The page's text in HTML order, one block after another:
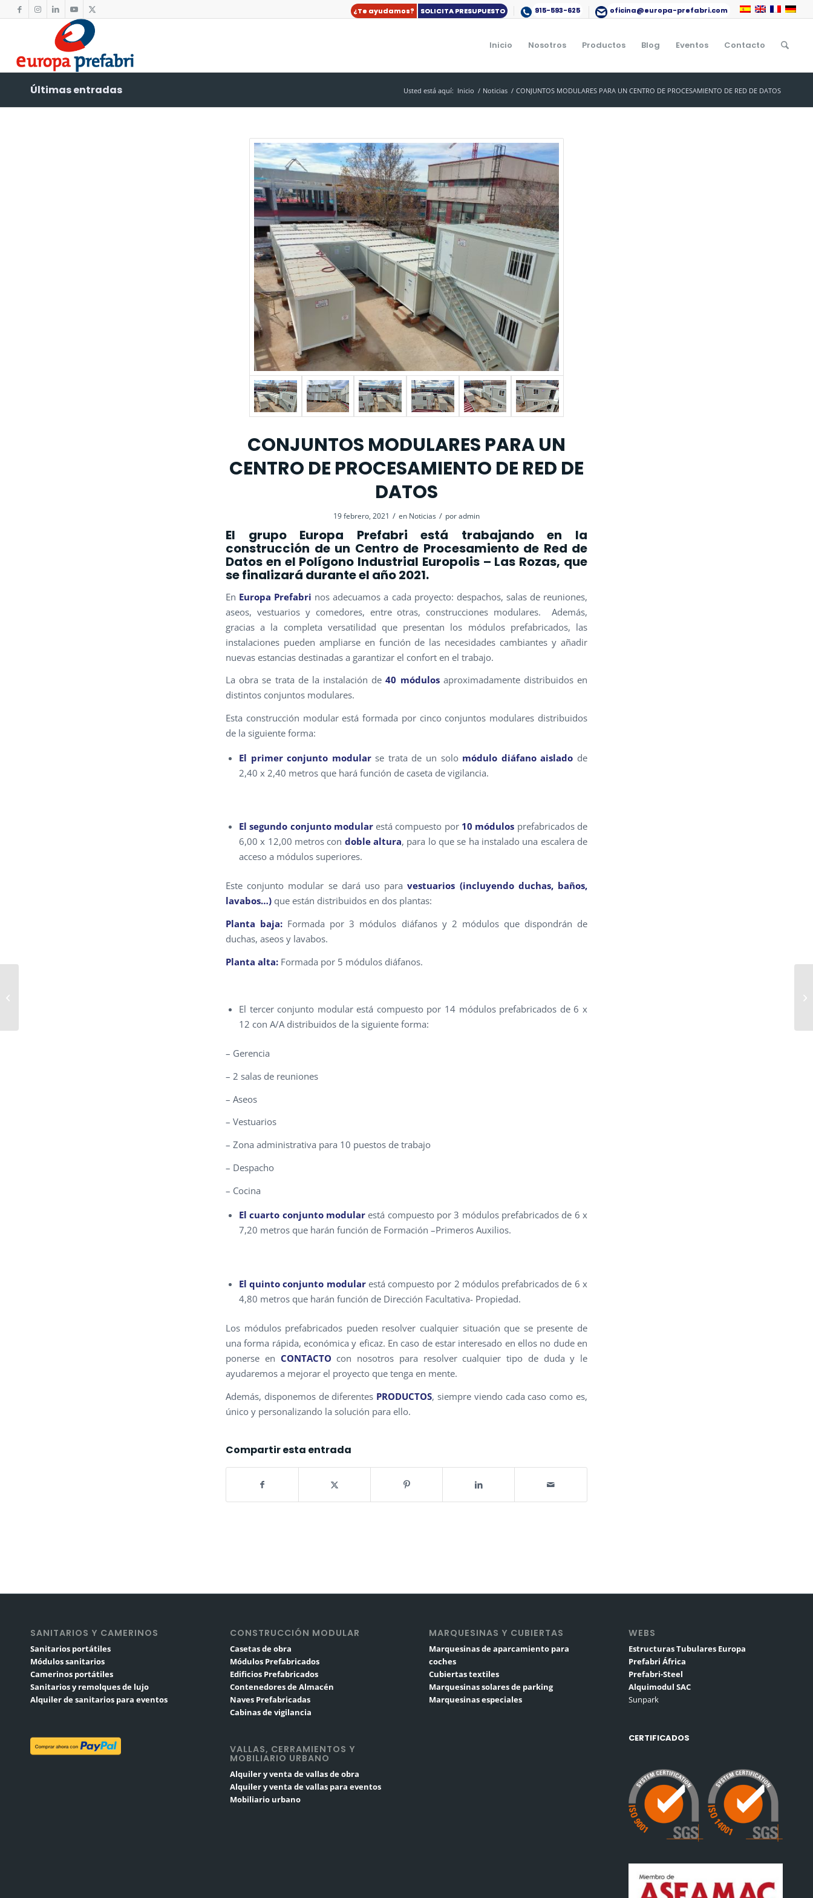
¿Te ayudamos? SOLICITA PRESUPUESTO 915-593-625 oficina@europa-prefabri.com
Inicio Nosotros Productos Blog Eventos Contacto
Últimas entradas Usted está aquí: Inicio / Noticias / CONJUNTOS MODULARES PARA UN CENTRO DE PROCESAMIENTO DE RED DE DATOS
CONJUNTOS MODULARES PARA UN
CENTRO DE PROCESAMIENTO DE RED DE
DATOS
19 febrero, 2021 / en Noticias / poradmin
El grupo Europa Prefabri está trabajando en la
construcción de un Centro de Procesamiento de Red de
Datos en el Polígono Industrial Europolis – Las Rozas, que
se finalizará durante el año 2021.
En Europa Prefabri nos adecuamos a cada proyecto: despachos, salas de reuniones,
aseos, vestuarios y comedores, entre otras, construcciones modulares. Además,
gracias a la completa versatilidad que presentan los módulos prefabricados, las
instalaciones pueden ampliarse en función de las necesidades cambiantes y añadir
nuevas estancias destinadas a garantizar el confort en el trabajo.
La obra se trata de la instalación de40 módulosaproximadamente distribuidos en
distintos conjuntos modulares.
Esta construcción modular está formada por cinco conjuntos modulares distribuidos
de la siguiente forma:
El primer conjunto modularse trata de un solo módulo diáfano aislado de
2,40 x 2,40 metros que hará función de caseta de vigilancia.
El segundo conjunto modularestá compuesto por 10 módulos prefabricados de
6,00 x 12,00 metros con doble altura, para lo que se ha instalado una escalera de
acceso a módulos superiores.
Este conjunto modular se dará uso paravestuarios (incluyendo duchas, baños,
lavabos…) que están distribuidos en dos plantas:
Planta baja: Formada por 3 módulos diáfanos y 2 módulos que dispondrán de
duchas, aseos y lavabos.
Planta alta: Formada por 5 módulos diáfanos.
El tercer conjunto modular está compuesto por 14 módulos prefabricados de 6 x
12 con A/A distribuidos de la siguiente forma:
– Gerencia
– 2 salas de reuniones
– Aseos
– Vestuarios
– Zona administrativa para 10 puestos de trabajo
– Despacho
– Cocina
El cuarto conjunto modularestá compuesto por 3 módulos prefabricados de 6 x
7,20 metros que harán función de Formación –Primeros Auxilios.
El quinto conjunto modularestá compuesto por 2 módulos prefabricados de 6 x
4,80 metros que harán función de Dirección Facultativa- Propiedad.
Los módulos prefabricados pueden resolver cualquier situación que se presente de
una forma rápida, económica y eficaz. En caso de estar interesado en ellos no dude en
ponerse en CONTACTO con nosotros para resolver cualquier tipo de duda y le
ayudaremos a mejorar el proyecto que tenga en mente.
Además, disponemos de diferentes PRODUCTOS, siempre viendo cada caso como es,
único y personalizando la solución para ello.
Compartir esta entrada
SANITARIOS Y CAMERINOS
Sanitarios portátiles
Módulos sanitarios
Camerinos portátiles
Sanitarios y remolques de lujo
Alquiler de sanitarios para eventos
CONSTRUCCIÓN MODULAR
Casetas de obra
Módulos Prefabricados
Edificios Prefabricados
Contenedores de Almacén
Naves Prefabricadas
Cabinas de vigilancia
VALLAS, CERRAMIENTOS Y
MOBILIARIO URBANO
Alquiler y venta de vallas de obra
Alquiler y venta de vallas para eventos
Mobiliario urbano
MARQUESINAS Y CUBIERTAS
Marquesinas de aparcamiento para
coches
Cubiertas textiles
Marquesinas solares de parking
Marquesinas especiales
WEBS
Estructuras Tubulares Europa
Prefabri África
Prefabri-Steel
Alquimodul SAC
Sunpark
CERTIFICADOS